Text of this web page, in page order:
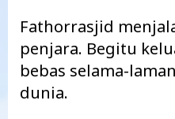
Fathorrasjid
penjara. Begitu
bebas selama-
dunia.